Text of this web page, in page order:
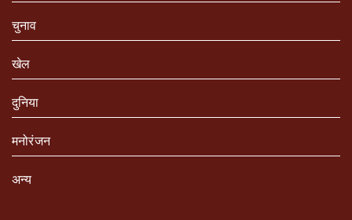
चुनाव
खेल
दुनिया
मनोरंजन
अन्य